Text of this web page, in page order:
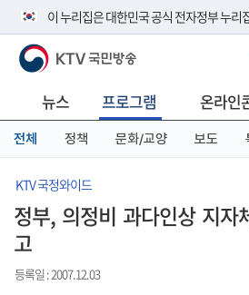
이 누리집은 대한민국 공식 전자정부 누리
공식 누리집 주소 확인하기
니다.
이밖에 or.kr 또는 .kr등 다른 도메인 주소를
서 도메인 주소를 확인해 보세요
KTV 국민방송
뉴스 프로그램 온라인
전체 정책 문화/교양 보도
KTV 국정와이드
정부, 의정비 과다인상 지자
고
등록일 : 2007.12.03